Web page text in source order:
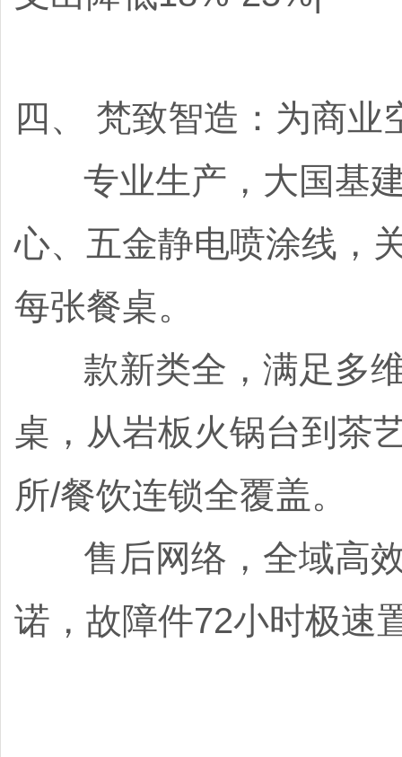
四、 梵致智造：为商业
专业生产，大国基建
心、五金静电喷涂线，
每张餐桌。
款新类全，满足多维
桌，从岩板火锅台到茶
所/餐饮连锁全覆盖。
售后网络，全域高效
诺，故障件72小时极速